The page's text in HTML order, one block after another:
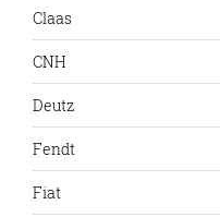
Claas
CNH
Deutz
Fendt
Fiat